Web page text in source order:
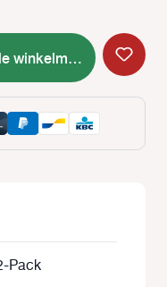
Voer
winkelmand
Pack